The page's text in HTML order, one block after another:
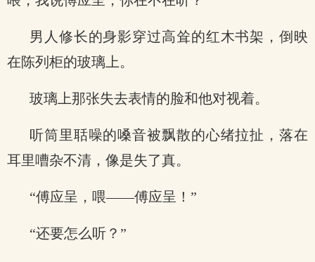
男人修长的身影穿过高耸的红木书架，倒映
在陈列柜的玻璃上。
玻璃上那张失去表情的脸和他对视着。
听筒里聒噪的嗓音被飘散的心绪拉扯，落在
耳里嘈杂不清，像是失了真。
“傅应呈，喂——傅应呈！”
“还要怎么听？”